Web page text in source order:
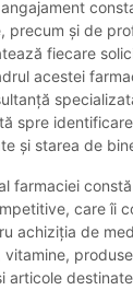
precum și de
fiecare
acestei
spre
și starea de
farmaciei
care îi
achiziția de
articole